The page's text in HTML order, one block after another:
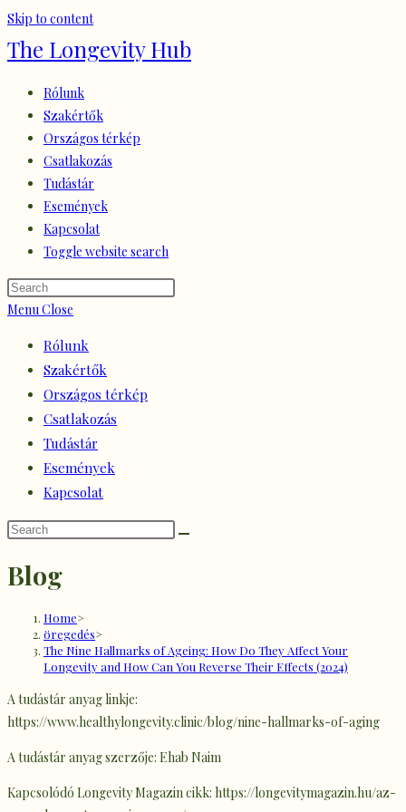
Skip to content
The Longevity Hub
Rólunk
Szakértők
Országos térkép
Csatlakozás
Tudástár
Események
Kapcsolat
Toggle website search
MenuClose
Rólunk
Szakértők
Országos térkép
Csatlakozás
Tudástár
Események
Kapcsolat
Blog
Home>
öregedés>
The Nine Hallmarks of Ageing: How Do They Affect Your
Longevity and How Can You Reverse Their Effects (2024)
A tudástár anyag linkje:
https://www.healthylongevity.clinic/blog/nine-hallmarks-of-aging
A tudástár anyag szerzője: Ehab Naim
Kapcsolódó Longevity Magazin cikk: https://longevitymagazin.hu/az-